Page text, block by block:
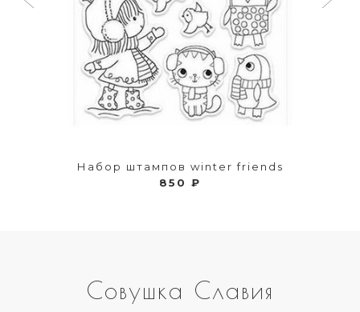
Набор штампов winter friends
850 ₽
Совушка Славия